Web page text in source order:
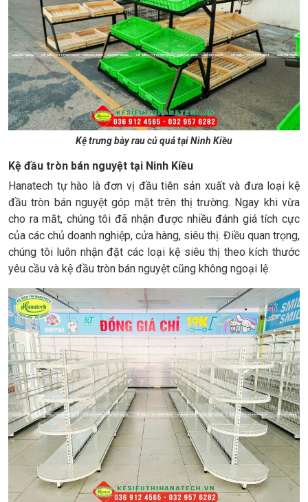
Kệ trưng bày rau củ quả tại Ninh Kiều
Kệ đầu tròn bán nguyệt tại Ninh Kiều
Hanatech tự hào là đơn vị đầu tiên sản xuất và đưa loại kệ
đầu tròn bán nguyệt góp mặt trên thị trường. Ngay khi vừa
cho ra mắt, chúng tôi đã nhận được nhiều đánh giá tích cực
của các chủ doanh nghiệp, cửa hàng, siêu thị. Điều quan trọng,
chúng tôi luôn nhận đặt các loại kệ siêu thị theo kích thước
yêu cầu và kệ đầu tròn bán nguyệt cũng không ngoại lệ.